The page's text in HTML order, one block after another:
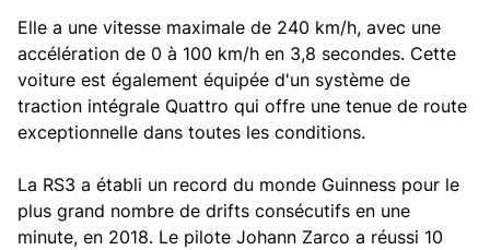
Elle a une vitesse maximale de 240 km/h, avec une
accélération de 0 à 100 km/h en 3,8 secondes. Cette
voiture est également équipée d'un système de
traction intégrale Quattro qui offre une tenue de route
exceptionnelle dans toutes les conditions.
La RS3 a établi un record du monde Guinness pour le
plus grand nombre de drifts consécutifs en une
minute, en 2018. Le pilote Johann Zarco a réussi 10